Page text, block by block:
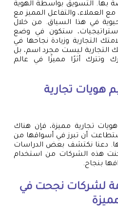
بها. التسويق بواسطة الهوية
مع العملاء، والتفاعل المميز مع
في هذا السياق. من خلال
ستكون في وضع
التجارية وزيادة نجاحها في
التجارية ليست مجرد اسم، بل
وتترك أثرًا مميزًا في عالم
هويات تجارية
تجارية مميزة، فإن هناك
أن تبرز في أسواقها من
دعنا نكتشف بعض الدراسات
هذه الشركات من استخدام
بنجاح.
لشركات نجحت في